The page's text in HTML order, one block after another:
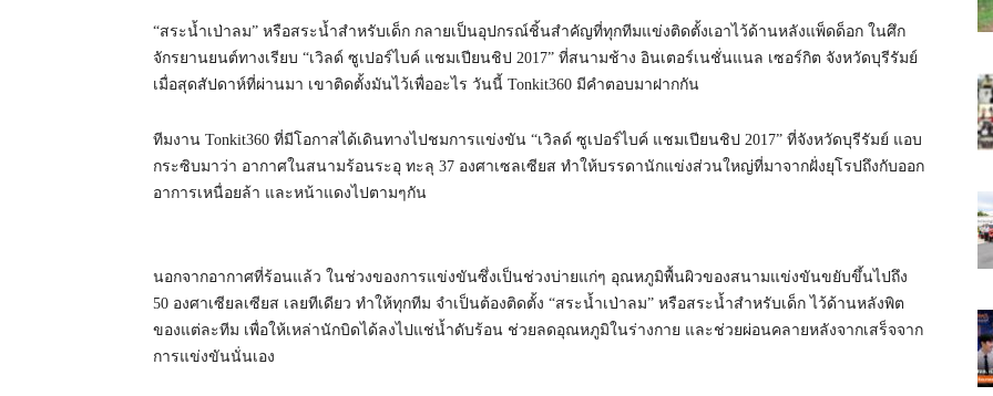
“สระน้ำเป่าลม” หรือสระน้ำสำหรับเด็ก กลายเป็นอุปกรณ์ชิ้นสำคัญที่ทุกทีมแข่งติดตั้งเอาไว้ด้านหลังแพ็ดด็อก ในศึก
จักรยานยนต์ทางเรียบ “เวิลด์ ซูเปอร์ไบค์ แชมเปียนชิป 2017” ที่สนามช้าง อินเตอร์เนชั่นแนล เซอร์กิต จังหวัดบุรีรัมย์
เมื่อสุดสัปดาห์ที่ผ่านมา เขาติดตั้งมันไว้เพื่ออะไร วันนี้ Tonkit360 มีคำตอบมาฝากกัน
ทีมงาน Tonkit360 ที่มีโอกาสได้เดินทางไปชมการแข่งขัน “เวิลด์ ซูเปอร์ไบค์ แชมเปียนชิป 2017” ที่จังหวัดบุรีรัมย์ แอบ
กระซิบมาว่า อากาศในสนามร้อนระอุ ทะลุ 37 องศาเซลเซียส ทำให้บรรดานักแข่งส่วนใหญ่ที่มาจากฝั่งยุโรปถึงกับออก
อาการเหนื่อยล้า และหน้าแดงไปตามๆกัน
นอกจากอากาศที่ร้อนแล้ว ในช่วงของการแข่งขันซึ่งเป็นช่วงบ่ายแก่ๆ อุณหภูมิพื้นผิวของสนามแข่งขันขยับขึ้นไปถึง
50 องศาเซียลเซียส เลยทีเดียว ทำให้ทุกทีม จำเป็นต้องติดตั้ง “สระน้ำเป่าลม” หรือสระน้ำสำหรับเด็ก ไว้ด้านหลังพิต
ของแต่ละทีม เพื่อให้เหล่านักบิดได้ลงไปแช่น้ำดับร้อน ช่วยลดอุณหภูมิในร่างกาย และช่วยผ่อนคลายหลังจากเสร็จจาก
การแข่งขันนั่นเอง